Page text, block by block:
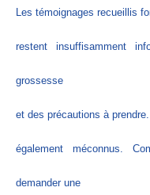
Les témoignages recueillis
restent insuffisamment
grossesse
et des précautions à
également méconnus.
demander une